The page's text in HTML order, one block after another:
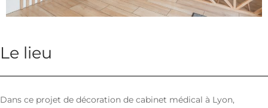
Le lieu
Dans ce projet de décoration de cabinet médical à Lyon,